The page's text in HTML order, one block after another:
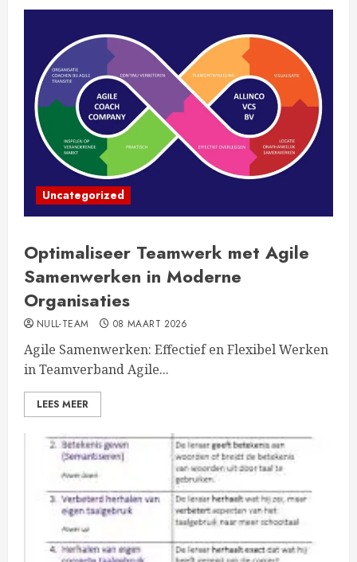
Uncategorized
Optimaliseer Teamwerk met Agile
Samenwerken in Moderne
Organisaties
NULL-TEAM 08 MAART 2026
Agile Samenwerken: Effectief en Flexibel Werken
in Teamverband Agile...
LEES MEER